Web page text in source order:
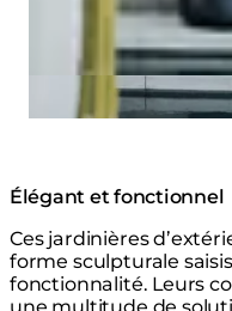
Élégant et fonctionnel
Ces jardinières
forme sculpturale
fonctionnalité. Leurs